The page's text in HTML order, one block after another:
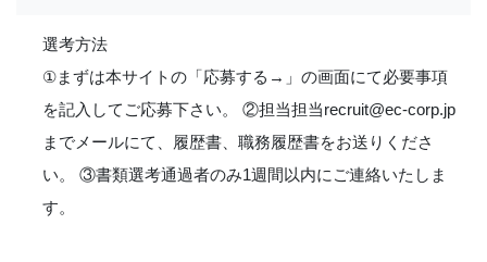
選考方法
①まずは本サイトの「応募する→」の画面にて必要事項
を記入してご応募下さい。 ②担当担当recruit@ec-corp.jp
までメールにて、履歴書、職務履歴書をお送りくださ
い。 ③書類選考通過者のみ1週間以内にご連絡いたしま
す。